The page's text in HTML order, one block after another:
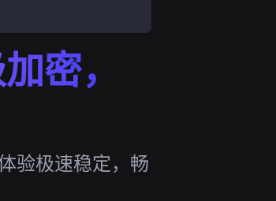
密，
验极速稳定，畅